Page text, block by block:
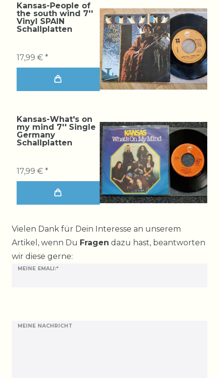
Kansas-People of
the south wind 7''
Vinyl SPAIN
Schallplatten
17,99 € *
Kansas-What's on
my mind 7'' Single
Germany
Schallplatten
17,99 € *
Vielen Dank für Dein Interesse an unserem
Artikel, wenn Du Fragen dazu hast, beantworten
wir diese gerne:
MEINE EMALI:*
MEINE NACHRICHT
Ceres::Template.mailFormHoneypotLabel